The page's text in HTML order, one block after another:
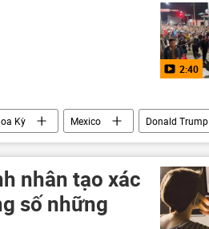
2:40
Kỳ Mexico
Donald Trump
nhân tạo xác
số những